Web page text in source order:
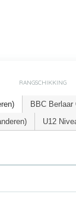
RANGSCHIKKING
BBC Berlaar
U12